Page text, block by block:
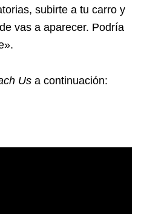
subirte a tu carro y
vas a aparecer. Podría
Us a continuación: